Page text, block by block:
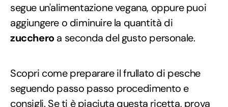
segue un'alimentazione vegana, oppure puoi
aggiungere o diminuire la quantità di
zuccheroa seconda del gusto personale.
Scopri come preparare il frullato di pesche
seguendo passo passo procedimento e
consigli. Se ti è piaciuta questa ricetta, prova